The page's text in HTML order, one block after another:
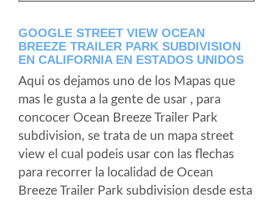
GOOGLE STREET VIEW OCEAN
BREEZE TRAILER PARK SUBDIVISION
EN CALIFORNIA EN ESTADOS UNIDOS
Aqui os dejamos uno de los Mapas que
mas le gusta a la gente de usar , para
concocer Ocean Breeze Trailer Park
subdivision, se trata de un mapa street
view el cual podeis usar con las flechas
para recorrer la localidad de Ocean
Breeze Trailer Park subdivision desde esta